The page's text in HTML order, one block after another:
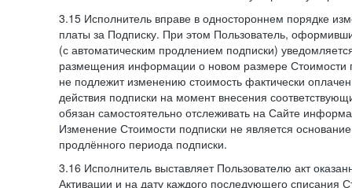
3.15 Исполнитель вправе в одностороннем порядке
платы за Подписку. При этом Пользователь,
(с автоматическим продлением подписки)
размещения информации о новом размере Стоимости
не подлежит изменению стоимость фактически
действия подписки на момент внесения
обязан самостоятельно отслеживать на Сайте
Изменение Стоимости подписки не является
продлённого периода подписки.
3.16 Исполнитель выставляет Пользователю акт
Активации и на дату каждого последующего списания